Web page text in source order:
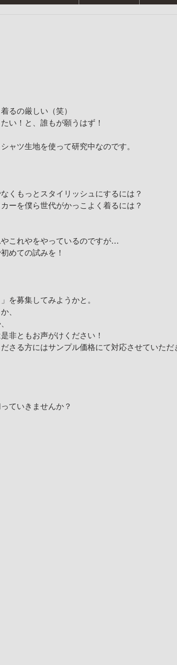
るの厳しい（笑）
い！と、誰もが願うはず！
ャツ生地を使って研究中なのです。
くもっとスタイリッシュにするには？
ーを僕ら世代がかっこよく着るには？
これやをやっているのですが…
めての試みを！
を募集してみようかと。
、
非ともお声がけください！
さる方にはサンプル価格にて対応させていただ
ていきませんか？